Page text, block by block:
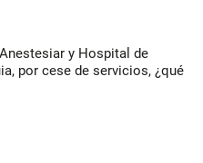
y Hospital de
por cese de servicios, ¿qué